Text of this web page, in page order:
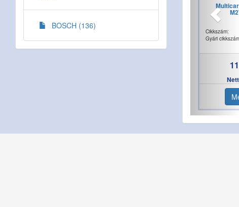
BOSCH (136)
Cikkszám:
Gyári